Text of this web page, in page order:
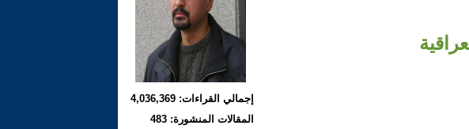
إجمالي القراءات: 4,036,369
المقالات المنشورة: 483